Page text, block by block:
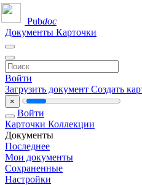
Pubdoc
Документы Карточки
Войти
Загрузить документ Создать
×
Войти
Карточки Коллекции
Документы
Последнее
Мои документы
Сохраненные
Настройки